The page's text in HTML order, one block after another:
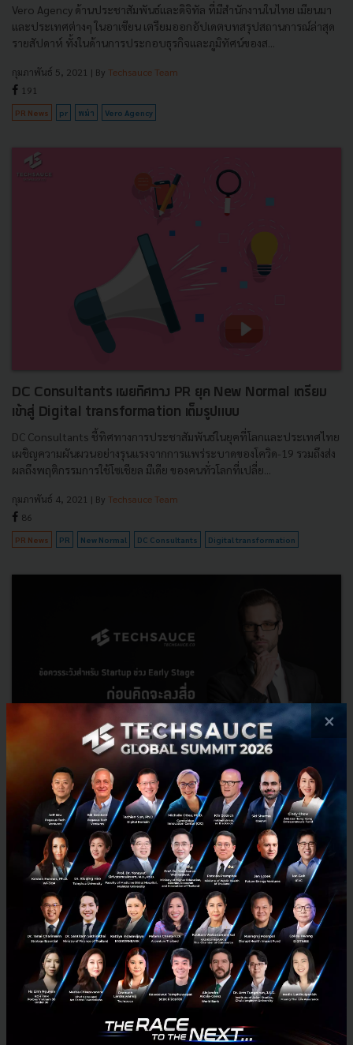
Vero Agency ด้านประชาสัมพันธ์และดิจิทัล ที่มีสำนักงานในไทย เมียนมา
และประเทศต่างๆ ในอาเซียน เตรียมออกอัปเดตบทสรุปสถานการณ์ล่าสุด
รายสัปดาห์ ทั้งในด้านการประกอบธุรกิจและภูมิทัศน์ของส...
กุมภาพันธ์ 5, 2021 | By Techsauce Team
191
PR News pr พม่า Vero Agency
DC Consultants เผยทิศทาง PR ยุค New Normal เตรียม
เข้าสู่ Digital transformation เต็มรูปแบบ
DC Consultants ชี้ทิศทางการประชาสัมพันธ์ในยุคที่โลกและประเทศไทย
เผชิญความผันผวนอย่างรุนแรงจากการแพร่ระบาดของโควิด-19 รวมถึงส่ง
ผลถึงพฤติกรรมการใช้โซเชียล มีเดีย ของคนทั่วโลกที่เปลี่ย...
กุมภาพันธ์ 4, 2021 | By Techsauce Team
86
PR News PR New Normal DC Consultants Digital transformation
ข้อควรระวังสำหรับ Startup ช่วง Early Stage ก่อนคิดจะลง
สื่อ โฟกัสให้ถูกจุดก่อนหลงทาง
สำหรับ Startup แล้วการจะให้สื่อลงข่าวให้ ไม่ใช่เรื่องง่าย ไม่เหมือนแบรนด์
ใหญ่ ที่ขยับตัวนิดหน่อย ก็มีสื่อวิ่งเข้าหาทำข่าว หรือไม่ก็ใช้บริการ PR
Agency ดึงสื่อมาโปรโมท แต่สำหรับ Sta...
พฤศจิกายน 29, 2017 | Bymimee
Saucy Thoughts PR Startup Startup
×